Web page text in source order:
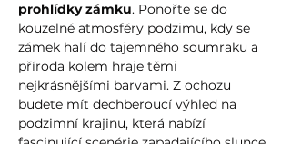
prohlídky zámku. Ponořte se do
kouzelné atmosféry podzimu, kdy se
zámek halí do tajemného soumraku a
příroda kolem hraje těmi
nejkrásnějšími barvami. Z ochozu
budete mít dechberoucí výhled na
podzimní krajinu, která nabízí